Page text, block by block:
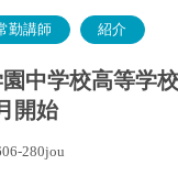
勤講師 紹介
中学校高等学
開始
280jou